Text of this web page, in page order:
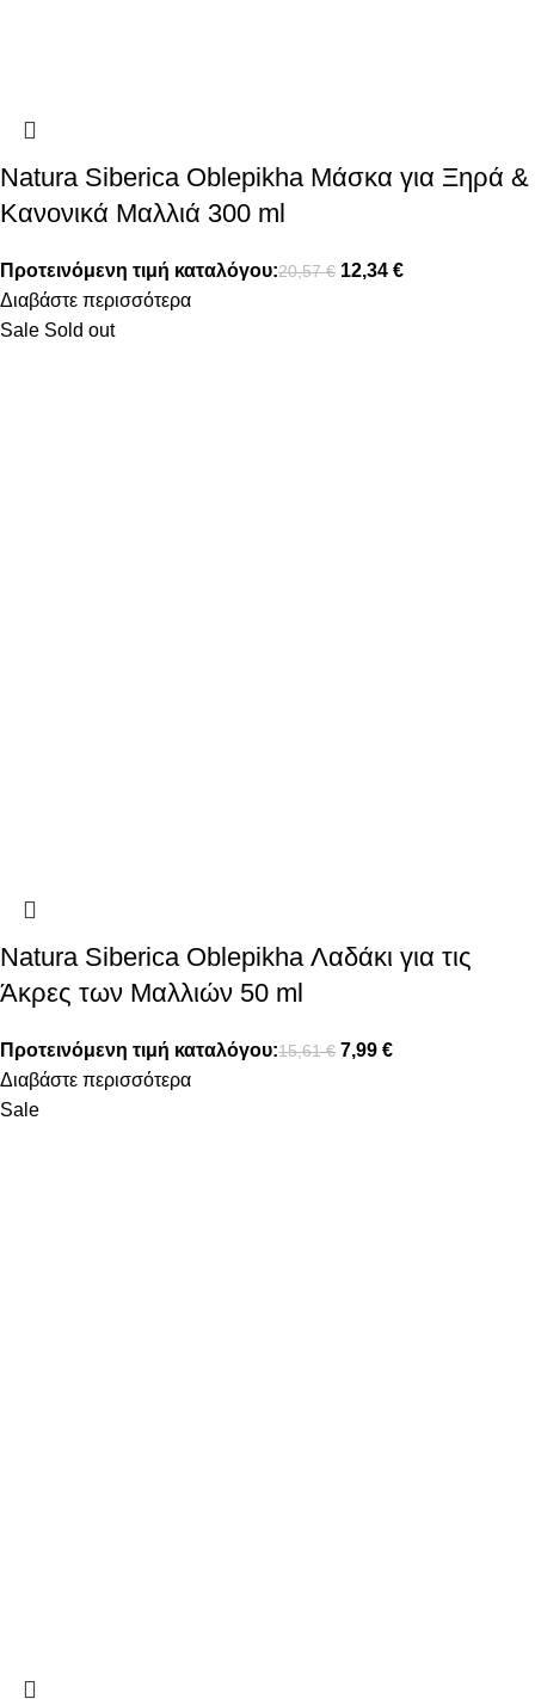
Natura Siberica Oblepikha Μάσκα για Ξηρά &
Κανονικά Μαλλιά 300 ml
Προτεινόμενη τιμή καταλόγου:20,57€ 12,34 €
Διαβάστε περισσότερα
Sale Sold out
Natura Siberica Oblepikha Λαδάκι για τις
Άκρες των Μαλλιών 50 ml
Προτεινόμενη τιμή καταλόγου:15,61€ 7,99 €
Διαβάστε περισσότερα
Sale